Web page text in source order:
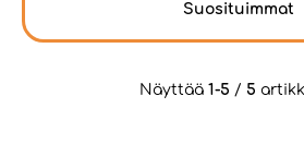
Suosituimmat
Näyttää 1-5 / 5